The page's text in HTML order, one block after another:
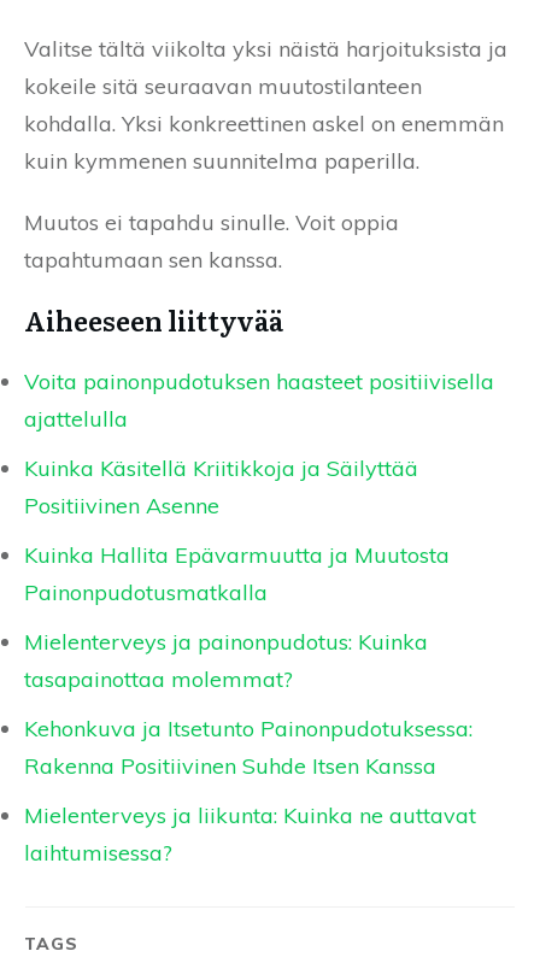
Valitse tältä viikolta yksi näistä harjoituksista ja
kokeile sitä seuraavan muutostilanteen
kohdalla. Yksi konkreettinen askel on enemmän
kuin kymmenen suunnitelma paperilla.
Muutos ei tapahdu sinulle. Voit oppia
tapahtumaan sen kanssa.
Aiheeseen liittyvää
Voita painonpudotuksen haasteet positiivisella
ajattelulla
Kuinka Käsitellä Kriitikkoja ja Säilyttää
Positiivinen Asenne
Kuinka Hallita Epävarmuutta ja Muutosta
Painonpudotusmatkalla
Mielenterveys ja painonpudotus: Kuinka
tasapainottaa molemmat?
Kehonkuva ja Itsetunto Painonpudotuksessa:
Rakenna Positiivinen Suhde Itsen Kanssa
Mielenterveys ja liikunta: Kuinka ne auttavat
laihtumisessa?
TAGS